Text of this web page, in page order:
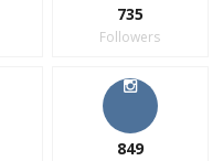
735
Followers
849